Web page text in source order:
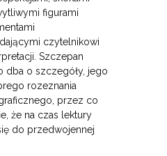
figurami
czytelnikowi
Szczepan
dba o szczegóły, jego
rozeznania
przez co
że na czas lektury
do przedwojennej